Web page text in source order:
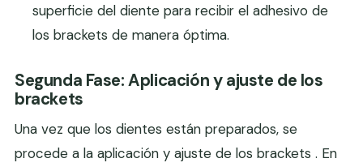
superficie del diente para recibir el adhesivo de
los brackets de manera óptima.
Segunda Fase: Aplicación y ajuste de los
brackets
Una vez que los dientes están preparados, se
procede a la aplicación y ajuste de los brackets . En